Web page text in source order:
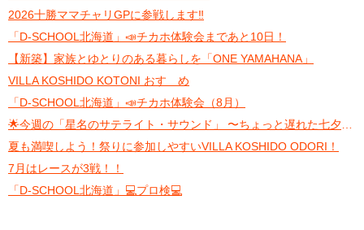
2026十勝ママチャリGPに参戦します‼️
「D-SCHOOL北海道」📣チカホ体験会まであと10日！
【新築】家族とゆとりのある暮らしを「ONE YAMAHANA」
VILLA KOSHIDO KOTONI おすゝめ
「D-SCHOOL北海道」📣チカホ体験会（8月）
夏も満喫しよう！祭りに参加しやすいVILLA KOSHIDO ODORI！
7月はレースが3戦！！
「D-SCHOOL北海道」💻プロ検💻